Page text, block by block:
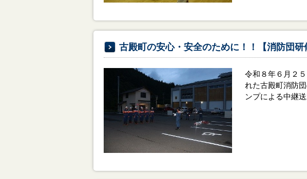
古殿町の安心・安全のために！！【消防団研
令和８年６月２
れた古殿町消防
ンプによる中継